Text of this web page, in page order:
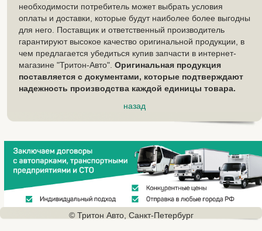
необходимости потребитель может выбрать условия
оплаты и доставки, которые будут наиболее более выгодны
для него. Поставщик и ответственный производитель
гарантируют высокое качество оригинальной продукции, в
чем предлагается убедиться купив запчасти в интернет-
магазине "Тритон-Авто". Оригинальная продукция
поставляется с документами, которые подтверждают
надежность производства каждой единицы товара.
назад
© Тритон Авто, Санкт-Петербург